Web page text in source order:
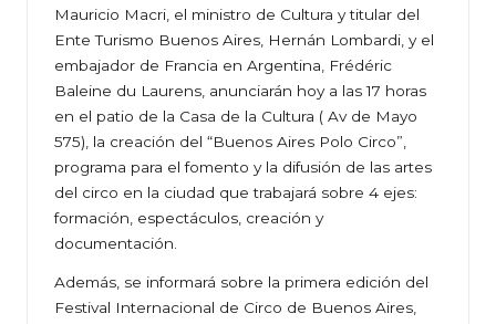
Mauricio Macri, el ministro de Cultura y titular del
Ente Turismo Buenos Aires, Hernán Lombardi, y el
embajador de Francia en Argentina, Frédéric
Baleine du Laurens, anunciarán hoy a las 17 horas
en el patio de la Casa de la Cultura ( Av de Mayo
575), la creación del “Buenos Aires Polo Circo”,
programa para el fomento y la difusión de las artes
del circo en la ciudad que trabajará sobre 4 ejes:
formación, espectáculos, creación y
documentación.
Además, se informará sobre la primera edición del
Festival Internacional de Circo de Buenos Aires,